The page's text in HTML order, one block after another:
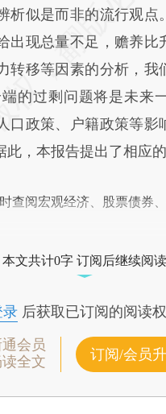
析似是而非的流行观点
出现总量不足，赡养比
转移等因素的分析，我
的过剩问题将是未来
口政策、户籍政策等影
，本报告提出了相应的
时查阅宏观经济、股票债券
本文共计0字 订阅后继续阅读
录后获取已订阅的阅读
会员
全文
订阅/会员